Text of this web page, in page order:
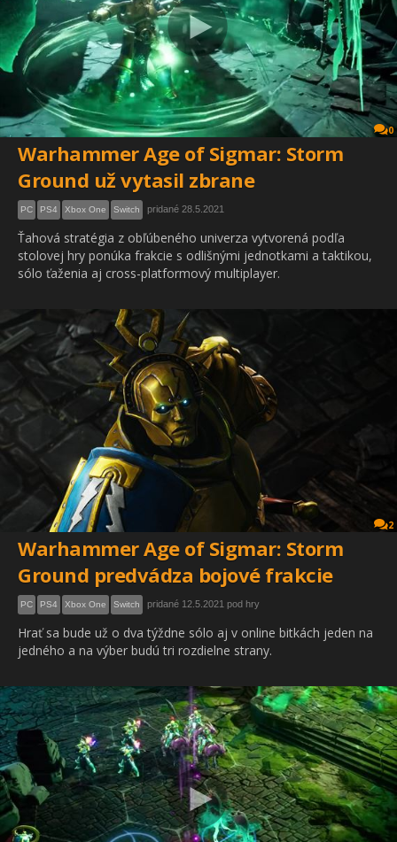
0
Warhammer Age of Sigmar: Storm
Ground už vytasil zbrane
PC PS4 Xbox One Switch pridané 28.5.2021
Ťahová stratégia z obľúbeného univerza vytvorená podľa
stolovej hry ponúka frakcie s odlišnými jednotkami a taktikou,
sólo ťaženia aj cross-platformový multiplayer.
2
Warhammer Age of Sigmar: Storm
Ground predvádza bojové frakcie
PC PS4 Xbox One Switch pridané 12.5.2021 pod hry
Hrať sa bude už o dva týždne sólo aj v online bitkách jeden na
jedného a na výber budú tri rozdielne strany.